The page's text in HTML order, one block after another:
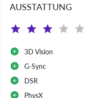
AUSSTATTUNG
3D Vision
G-Sync
DSR
PhysX